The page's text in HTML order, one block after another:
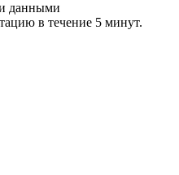
данными
в течение 5 минут.